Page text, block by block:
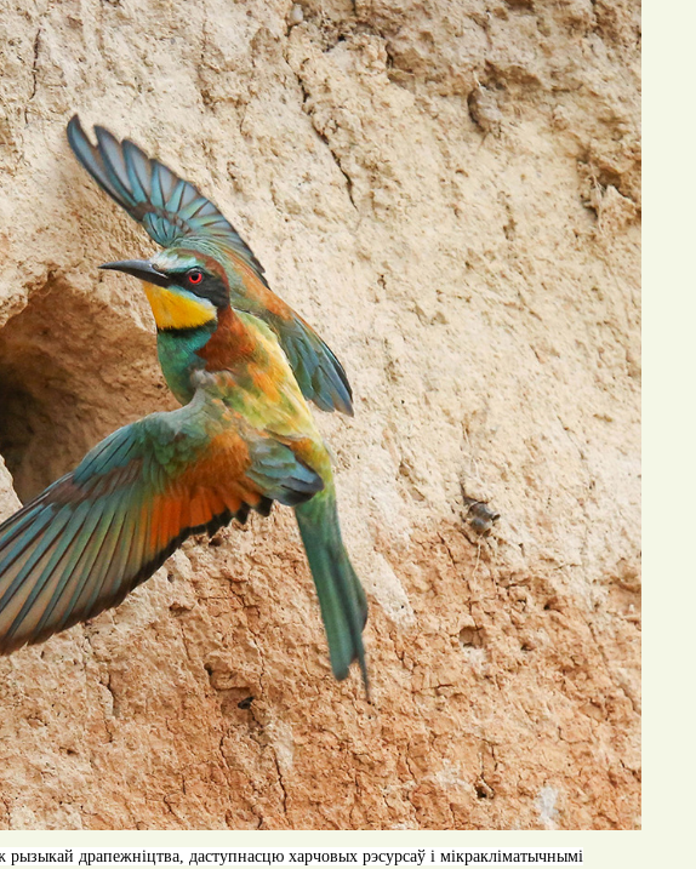
драпежніцтва, даступнасцю харчовых рэсурсаў і мікракліматычнымі